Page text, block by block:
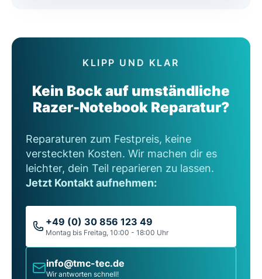
KLIPP UND KLAR
Kein Bock auf umständliche
Razer-Notebook Reparatur?
Reparaturen zum Festpreis, keine
versteckten Kosten. Wir machen dir es
leichter, dein Teil reparieren zu lassen.
Jetzt Kontakt aufnehmen:
+49 (0) 30 856 123 49
Montag bis Freitag, 10:00 - 18:00 Uhr
info@tmc-tec.de
Wir antworten schnell!